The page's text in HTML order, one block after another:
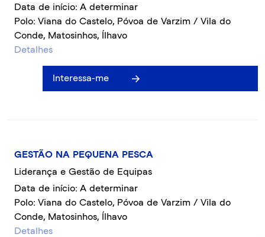
Data de início: A determinar
Polo: Viana do Castelo, Póvoa de Varzim / Vila do
Conde, Matosinhos, Ílhavo
Detalhes
Interessa-me
GESTÃO NA PEQUENA PESCA
Liderança e Gestão de Equipas
Data de início: A determinar
Polo: Viana do Castelo, Póvoa de Varzim / Vila do
Conde, Matosinhos, Ílhavo
Detalhes